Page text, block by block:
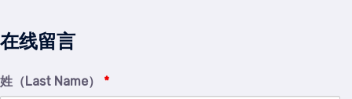
在线留言
姓（Last Name） *